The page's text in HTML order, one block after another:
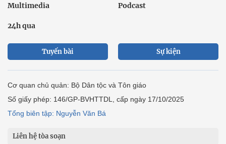
Multimedia Podcast
24h qua
Tuyến bài Sự kiện
Cơ quan chủ quản: Bộ Dân tộc và Tôn giáo
Số giấy phép: 146/GP-BVHTTDL, cấp ngày 17/10/2025
Tổng biên tập: Nguyễn Văn Bá
Liên hệ tòa soạn